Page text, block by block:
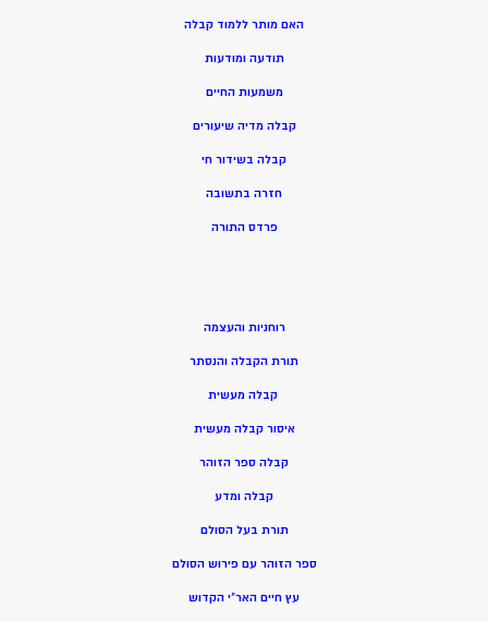
האם מותר ללמוד קבלה
תודעה ומודעות
משמעות החיים
קבלה מדיה שיעורים
קבלה בשידור חי
חזרה בתשובה
פרדס התורה
רוחניות והעצמה
תורת הקבלה והנסתר
קבלה מעשית
איסור קבלה מעשית
קבלה ספר הזוהר
קבלה ומדע
תורת בעל הסולם
ספר הזוהר עם פירוש הסולם
עץ חיים האר”י הקדוש